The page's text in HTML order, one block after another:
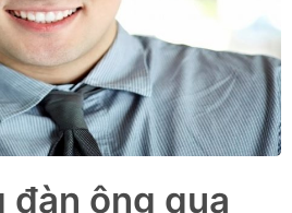
đàn ông qua